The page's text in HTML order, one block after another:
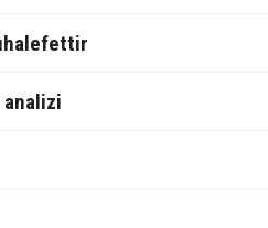
analizi